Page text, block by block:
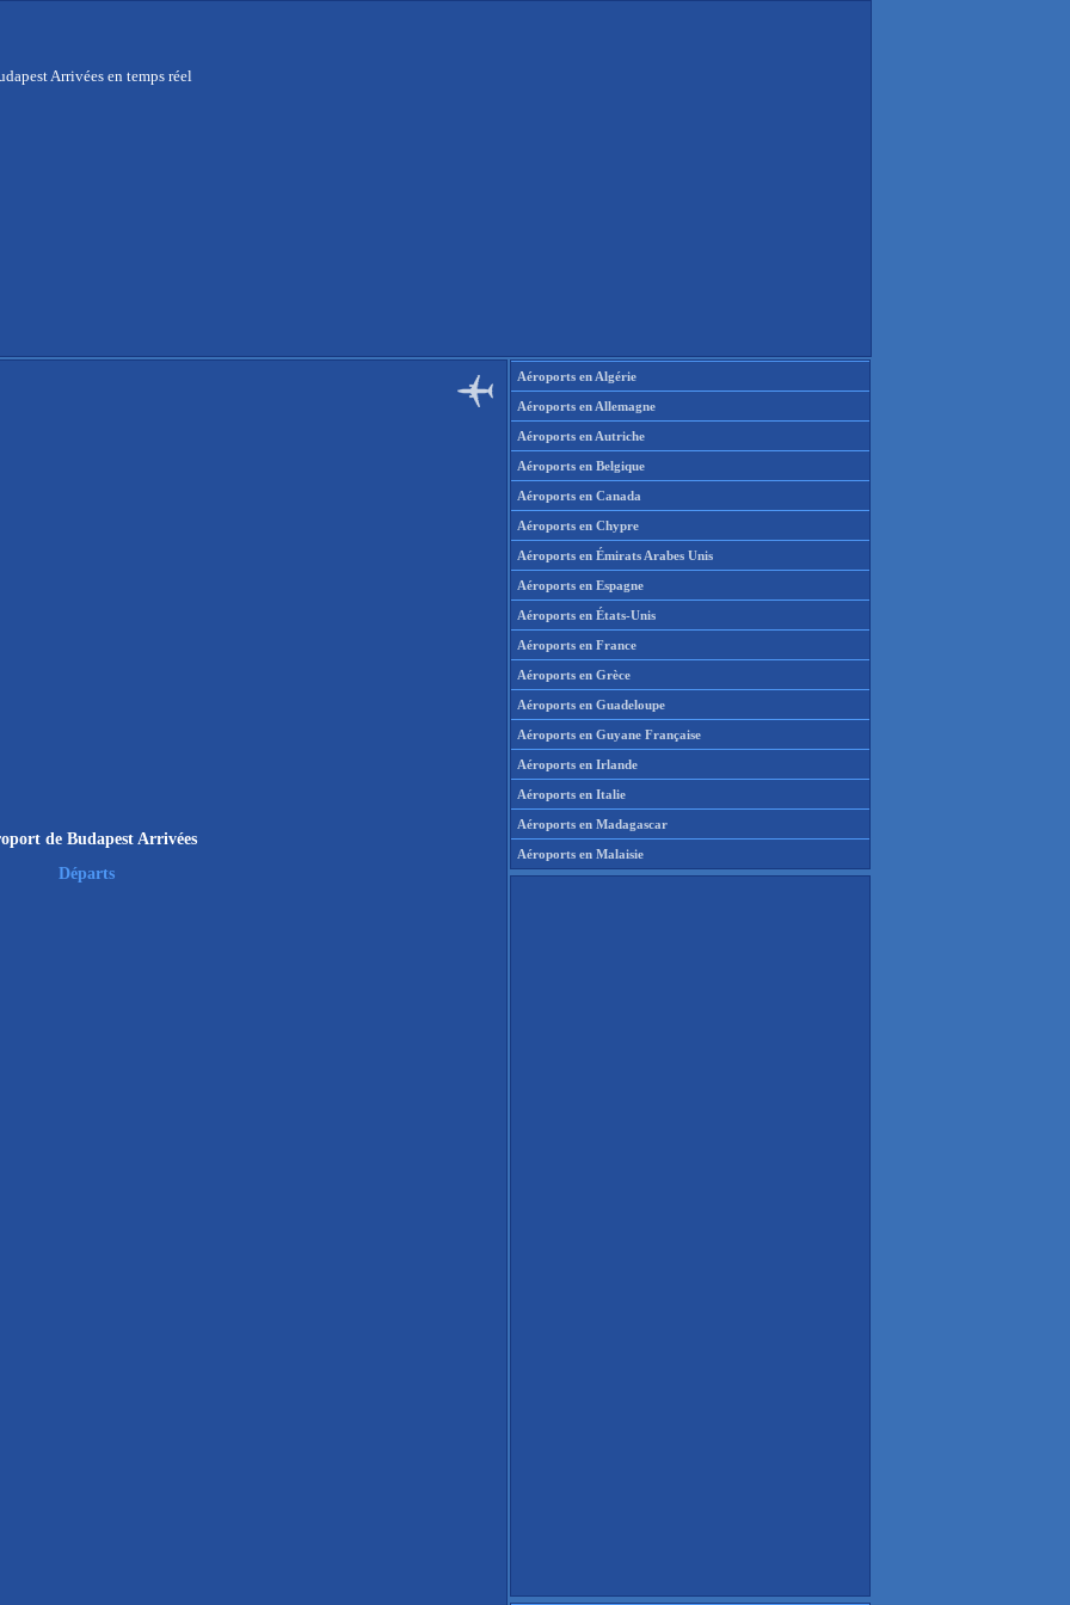
Arrivées en temps réel
de Budapest Arrivées
Départs
Aéroports en Algérie
Aéroports en Allemagne
Aéroports en Autriche
Aéroports en Belgique
Aéroports en Canada
Aéroports en Chypre
Aéroports en Émirats Arabes Unis
Aéroports en Espagne
Aéroports en États-Unis
Aéroports en France
Aéroports en Grèce
Aéroports en Guadeloupe
Aéroports en Guyane Française
Aéroports en Irlande
Aéroports en Italie
Aéroports en Madagascar
Aéroports en Malaisie